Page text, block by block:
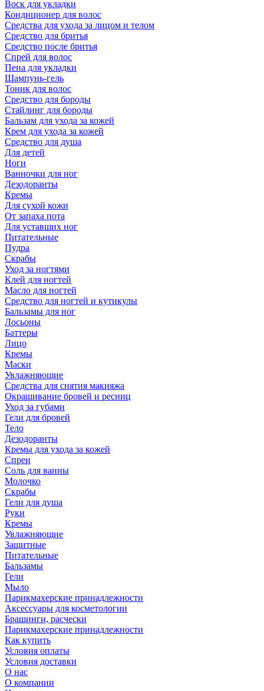
Воск для укладки
Кондиционер для волос
Средства для ухода за лицом и телом
Средство для бритья
Средство после бритья
Спрей для волос
Пена для укладки
Шампунь-гель
Тоник для волос
Средство для бороды
Стайлинг для бороды
Бальзам для ухода за кожей
Крем для ухода за кожей
Средство для душа
Для детей
Ноги
Ванночки для ног
Дезодоранты
Кремы
Для сухой кожи
От запаха пота
Для уставших ног
Питательные
Пудра
Скрабы
Уход за ногтями
Клей для ногтей
Масло для ногтей
Средство для ногтей и кутикулы
Бальзамы для ног
Лосьоны
Баттеры
Лицо
Кремы
Маски
Увлажняющие
Средства для снятия макияжа
Окрашивание бровей и ресниц
Уход за губами
Гели для бровей
Тело
Дезодоранты
Кремы для ухода за кожей
Спреи
Соль для ванны
Молочко
Скрабы
Гели для душа
Руки
Кремы
Увлажняющие
Защитные
Питательные
Бальзамы
Гели
Мыло
Парикмахерские принадлежности
Аксессуары для косметологии
Брашинги, расчески
Парикмахерские принадлежности
Как купить
Условия оплаты
Условия доставки
О нас
О компании